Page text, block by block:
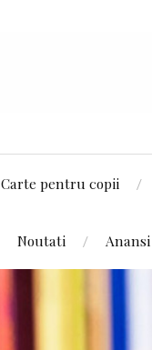
Carte pentru copii
Noutati